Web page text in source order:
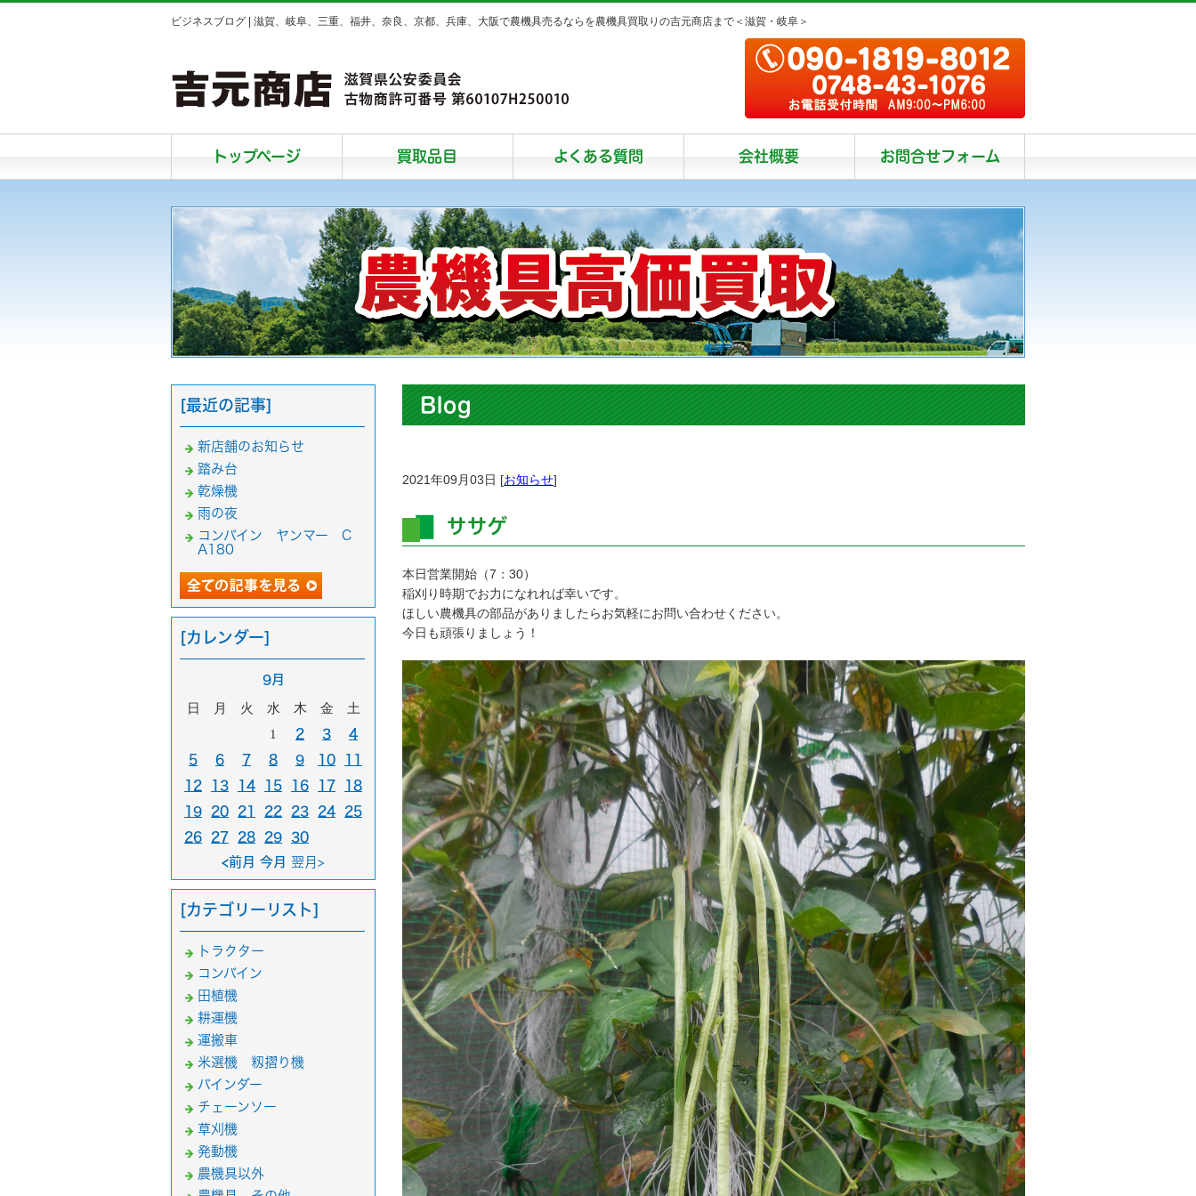
ビジネスブログ | 滋賀、岐阜、三重、福井、奈良、京都、兵庫、大阪で農機具売るならを農機具買取りの吉元商店まで＜滋賀・岐阜＞
トップページ 買取品目 よくある質問 会社概要 お問合せフォーム
Blog
2021年09月03日 [お知らせ]
ササゲ
本日営業開始（7：30）
稲刈り時期でお力になれれば幸いです。
ほしい農機具の部品がありましたらお気軽にお問い合わせください。
今日も頑張りましょう！
[最近の記事]
新店舗のお知らせ
踏み台
乾燥機
雨の夜
コンバイン ヤンマー C
A180
[カレンダー]
9月
日 月 火 水 木 金
土
1
2 3
4
5
6 7 8 9 10
11
12
13 14 15 16 17
18
19
20 21 22 23 24
25
26
27 28 29
30
<前月 今月 翌月>
[カテゴリーリスト]
トラクター
コンバイン
田植機
耕運機
運搬車
米選機 籾摺り機
バインダー
チェーンソー
草刈機
発動機
農機具以外